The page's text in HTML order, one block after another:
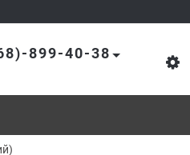
899-40-38